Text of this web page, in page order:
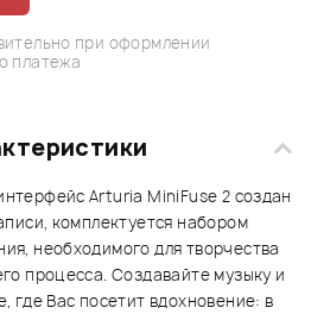
при оформлении
платежа
Arturia MiniFuse 2 создан
комплектуется набором
необходимого для творчества
процесса. Создавайте музыку и
где Вас посетит вдохновение: в